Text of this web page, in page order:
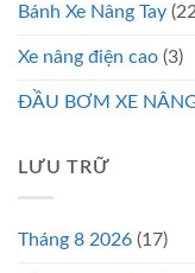
Bánh Xe Nâng Tay
Xe nâng điện cao (3)
ĐẦU BƠM XE
LƯU TRỮ
Tháng 8 2026 (17)